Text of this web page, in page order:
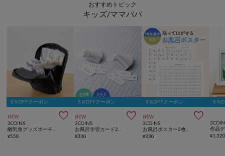
おすすめトピック
キッズ/ママパパ
5％OFFクーポン
NEW 
3COINS
¥550
5％OFFクーポン
NEW 
3COINS
¥330
5％OFFクーポン
NEW 
3COINS
¥330
5％
¥